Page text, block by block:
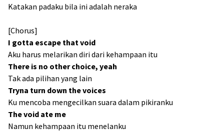
Katakan padaku bila ini adalah neraka
[Chorus]
I gotta escape that void
Aku harus melarikan diri dari kehampaan itu
There is no other choice, yeah
Tak ada pilihan yang lain
Tryna turn down the voices
Ku mencoba mengecilkan suara dalam pikiranku
The void ate me
Namun kehampaan itu menelanku